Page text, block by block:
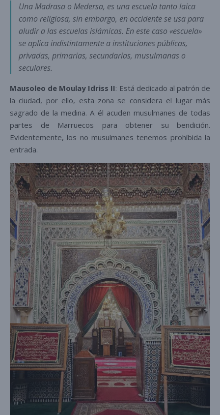
Una Madrasa o Medersa, es una escuela tanto laica
como religiosa, sin embargo, en occidente se usa para
aludir a las escuelas islámicas. En este caso «escuela»
se aplica indistintamente a instituciones públicas,
privadas, primarias, secundarias, musulmanas o
seculares.
Mausoleo de Moulay Idriss II: Está dedicado al patrón de
la ciudad, por ello, esta zona se considera el lugar más
sagrado de la medina. A él acuden musulmanes de todas
partes de Marruecos para obtener su bendición.
Evidentemente, los no musulmanes tenemos prohíbida la
entrada.